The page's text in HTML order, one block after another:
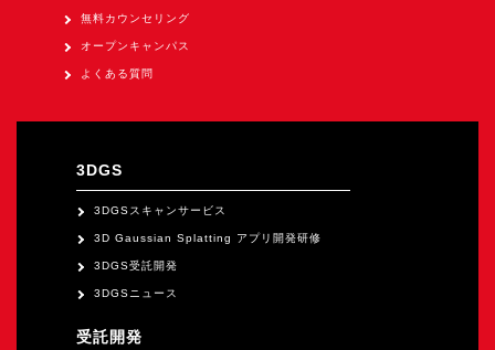
無料カウンセリング
オープンキャンパス
よくある質問
3DGS
3DGSスキャンサービス
3D Gaussian Splatting アプリ開発研修
3DGS受託開発
3DGSニュース
受託開発